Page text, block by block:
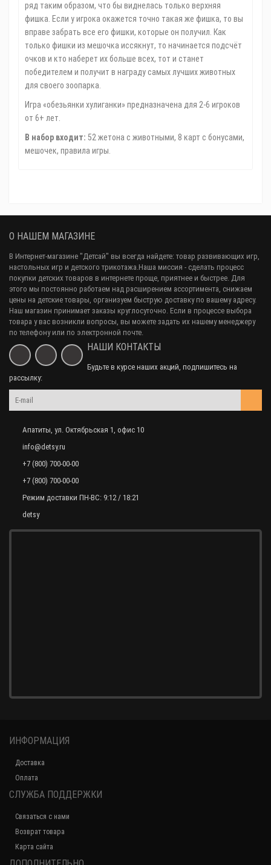
ряд таким образом, что бы виднелась только верхняя
фишка. Если у игрока окажется точно такая же фишка, то вы
вправе забрать все его фишки, которые он получил. Как
только фишки из мешочка иссякнут, то начинается подсчёт
очков и кто наберет их больше всех, тот и станет
победителем и получит в награду самых лучших животных
для своего зоопарка.
Игра «обезьянки хулиганки» предназначена для 2-6 игроков
от 6+ лет.
В набор входит: 52 жетона с животными, 8 карт с бонусами,
мешочек, правила игры.
О НАШЕМ МАГАЗИНЕ
В Интернет-магазине "Детсай" вы всегда найдете: товар развивающих игр,
настольных игр и детского трикотажа.Наша миссия - сделать процесс
покупки детских товаров в интернете проще, приятнее и быстрее. Для
этого мы постоянно работаем над расширением ассортимента, снижаем
цены на детские товары, организуем быструю доставку по вашему адресу.
Наш магазин принимает заказы круглосуточно. Если в процессе выбора
товара у вас возникли вопросы, вы можете задать их нашему менеджеру
по телефону или по электронной почте.
НАШИ КОНТАКТЫ
Будьте в курсе наших акций, подпишитесь на
рассылку:
Апатиты, ул. Октябрьская 1, офис 10
info@detsy.ru
+7 (800) 700-00-00
+7 (800) 700-00-00
Режим доставки ПН-ВС: 9:12 / 18:21
detsy
ИНФОРМАЦИЯ
Доставка
Оплата
СЛУЖБА ПОДДЕРЖКИ
Связаться с нами
Возврат товара
Карта сайта